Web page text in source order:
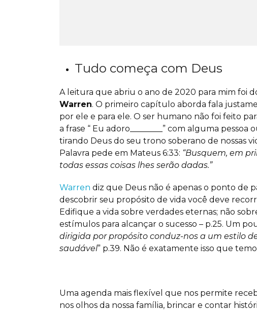
Tudo começa com Deus
A leitura que abriu o ano de 2020 para mim foi
Warren. O primeiro capítulo aborda fala
por ele e para ele. O ser humano não foi feito
a frase “ Eu adoro________” com alguma
tirando Deus do seu trono soberano de nossas
Palavra pede em Mateus 6:33: “Busquem, em
todas essas coisas lhes serão dadas.”
Warren diz que Deus não é apenas o ponto de
descobrir seu propósito de vida você deve
Edifique a vida sobre verdades eternas; não
estímulos para alcançar o sucesso – p.25. Um
dirigida por propósito conduz-nos a um estilo
saudável” p.39. Não é exatamente isso que
Uma agenda mais flexível que nos permite
nos olhos da nossa família, brincar e contar